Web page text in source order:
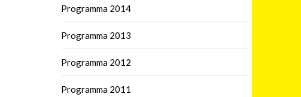
Programma 2014
Programma 2013
Programma 2012
Programma 2011